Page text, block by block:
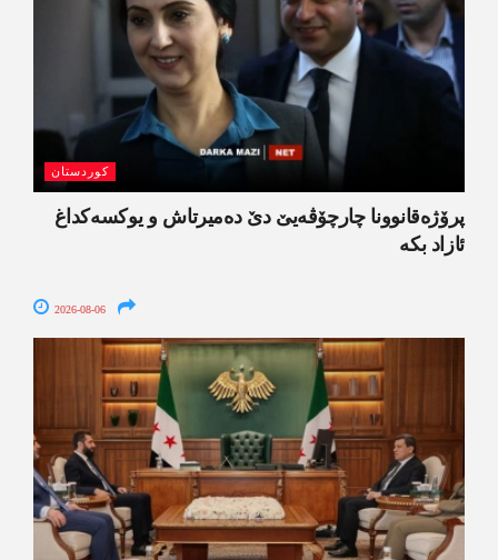
کوردستان
پرۆژەقانوونا چارچۆڤەیێ دێ دەمیرتاش و یوکسەکداغ
ئازاد بکە
2026-08-06